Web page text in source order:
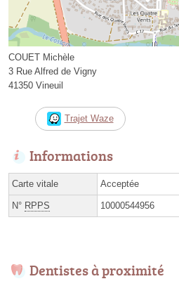
COUET Michèle
3 Rue Alfred de Vigny
41350 Vineuil
Trajet Waze
Informations
Carte vitale Acceptée
N° RPPS 10000544956
Dentistes à proximité